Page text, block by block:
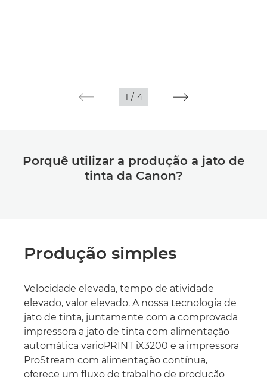
1 / 4
Porquê utilizar a produção a jato de
tinta da Canon?
Produção simples
Velocidade elevada, tempo de atividade
elevado, valor elevado. A nossa tecnologia de
jato de tinta, juntamente com a comprovada
impressora a jato de tinta com alimentação
automática varioPRINT iX3200 e a impressora
ProStream com alimentação contínua,
oferece um fluxo de trabalho de produção